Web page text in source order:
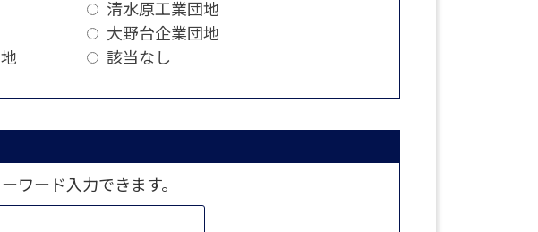
清水原工業団地
大野台企業団地
該当なし
ワード入力できます。